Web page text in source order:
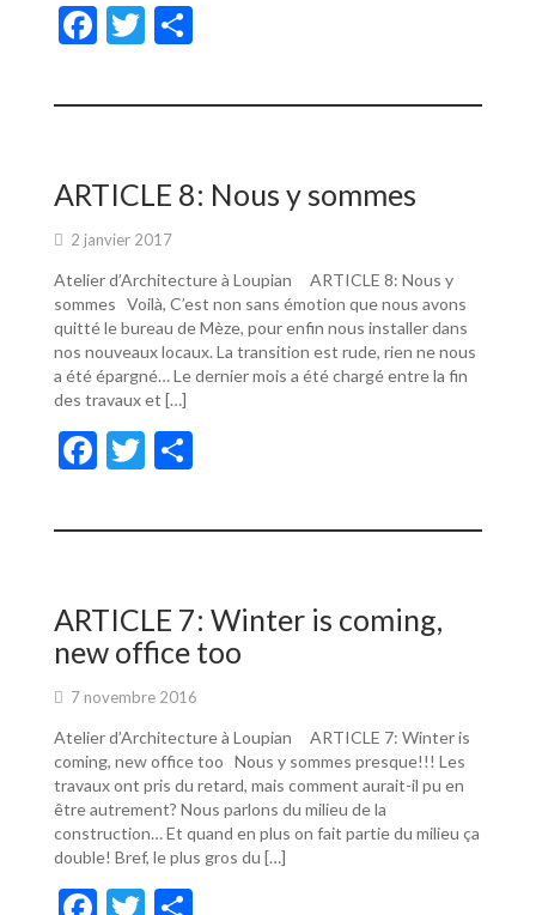
F
e
o
o
k
T
itt ta
er
ARTICLE 8: Nous y sommes
2 janvier 2017
Atelier d’Architecture à Loupian ARTICLE 8: Nous y
sommes Voilà, C’est non sans émotion que nous avons
quitté le bureau de Mèze, pour enfin nous installer dans
nos nouveaux locaux. La transition est rude, rien ne nous
a été épargné… Le dernier mois a été chargé entre la fin
des travaux et […]
F
e
o
o
k
T
itt ta
er
ARTICLE 7: Winter is coming,
new office too
7 novembre 2016
Atelier d’Architecture à Loupian ARTICLE 7: Winter is
coming, new office too Nous y sommes presque!!! Les
travaux ont pris du retard, mais comment aurait-il pu en
être autrement? Nous parlons du milieu de la
construction… Et quand en plus on fait partie du milieu ça
double! Bref, le plus gros du […]